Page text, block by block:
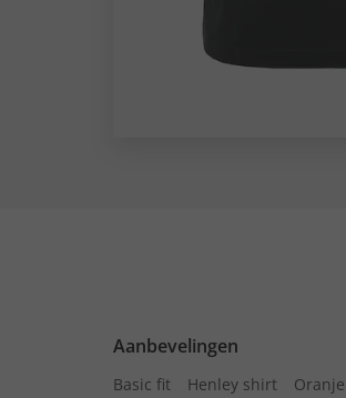
Aanbevelingen
Basic fit Henley shirt